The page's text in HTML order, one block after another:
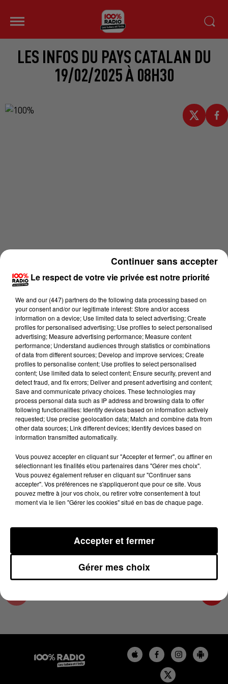
LES INFOS DU PAYS CATALAN DU
19/02/2025 À 08H30
Lecture (4 min 18 sec)
100%
100% Radio les infos du Pays Catalan
19 février 2025 - 4 min 18 sec
LES INFOS DU PAYS CATALAN DU 19/02/2025
À 08H30
Podcasts infos du Pays Catalan
Le respect de votre vie privée est notre priorité
We and our (447) partnersdo the following data processing based on
your consent and/or our legitimate interest: Store and/or access
information on a device; Use limited data to select advertising; Create
profiles for personalised advertising; Use profiles to select personalised
advertising; Measure advertising performance; Measure content
performance; Understand audiences through statistics or combinations
of data from different sources; Develop and improve services; Create
profiles to personalise content; Use profiles to select personalised
content; Use limited data to select content; Ensure security, prevent and
detect fraud, and fix errors; Deliver and present advertising and content;
Save and communicate privacy choices. These technologies may
process personal data such as IP address and browsing data to offer
following functionalities: Identify devices based on information actively
requested; Use precise geolocation data; Match and combine data from
other data sources; Link different devices; Identify devices based on
information transmitted automatically.
Vous pouvez accepter en cliquant sur "Accepter et fermer", ou affiner en
sélectionnant les finalités et/ou partenaires dans "Gérer mes choix".
Vous pouvez également refuser en cliquant sur "Continuer sans
accepter". Vos préférences ne s'appliqueront que pour ce site. Vous
pouvez mettre à jour vos choix, ou retirer votre consentement à tout
moment via le lien "Gérer les cookies" situé en bas de chaque page.
Gérer mes choix
Accepter et fermer
Continuer sans accepter